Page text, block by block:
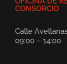
CONSORCIO
Calle
09:00 – 14:00